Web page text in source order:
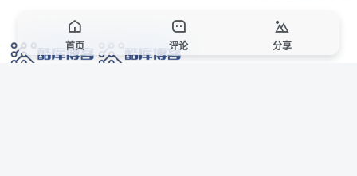
首页 评论 分享